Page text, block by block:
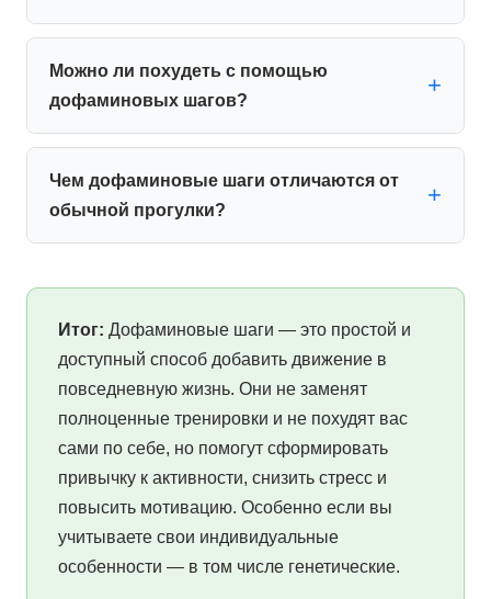
Можно ли похудеть с помощью
дофаминовых шагов?
Чем дофаминовые шаги отличаются от
обычной прогулки?
Итог: Дофаминовые шаги — это простой и
доступный способ добавить движение в
повседневную жизнь. Они не заменят
полноценные тренировки и не похудят вас
сами по себе, но помогут сформировать
привычку к активности, снизить стресс и
повысить мотивацию. Особенно если вы
учитываете свои индивидуальные
особенности — в том числе генетические.